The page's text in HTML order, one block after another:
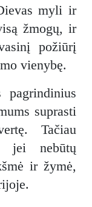
myli ir
žmogų, ir
požiūrį
vienybę.
pagrindinius
suprasti
Tačiau
jei nebūtų
ir žymė,